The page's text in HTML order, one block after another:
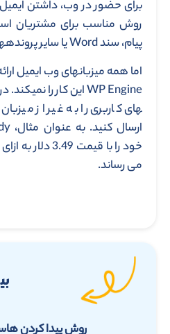
روش پیدا کردن
نسخه صوتی مقاله،